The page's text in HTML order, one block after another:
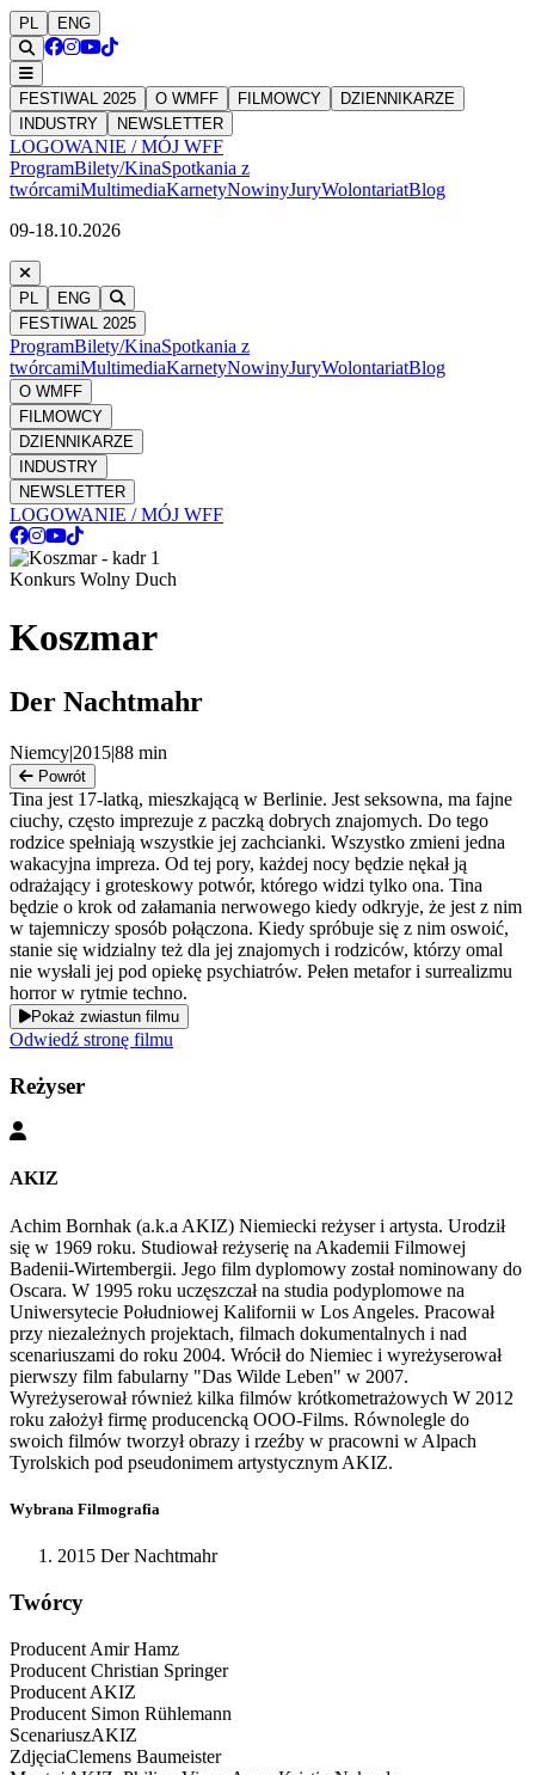
PL ENG
FESTIWAL 2025 O WMFF FILMOWCY
DZIENNIKARZE
INDUSTRY
NEWSLETTER
LOGOWANIE / MÓJ WFF
ProgramBilety/KinaSpotkania z
twórcamiMultimediaKarnetyNowinyJuryWolontariatBlog
09-18.10.2026
PL
ENG
FESTIWAL 2025
ProgramBilety/KinaSpotkania z
twórcamiMultimediaKarnetyNowinyJuryWolontariatBlog
O WMFF
FILMOWCY
DZIENNIKARZE
INDUSTRY
NEWSLETTER
LOGOWANIE / MÓJ WFF
Konkurs Wolny Duch
Koszmar
Der Nachtmahr
Niemcy|2015|88 min
Powrót
Tina jest 17-latką, mieszkającą w Berlinie. Jest seksowna, ma fajne
ciuchy, często imprezuje z paczką dobrych znajomych. Do tego
rodzice spełniają wszystkie jej zachcianki. Wszystko zmieni jedna
wakacyjna impreza. Od tej pory, każdej nocy będzie nękał ją
odrażający i groteskowy potwór, którego widzi tylko ona. Tina
będzie o krok od załamania nerwowego kiedy odkryje, że jest z nim
w tajemniczy sposób połączona. Kiedy spróbuje się z nim oswoić,
stanie się widzialny też dla jej znajomych i rodziców, którzy omal
nie wysłali jej pod opiekę psychiatrów. Pełen metafor i surrealizmu
horror w rytmie techno.
Pokaż zwiastun filmu
Odwiedź stronę filmu
Reżyser
AKIZ
Achim Bornhak (a.k.a AKIZ) Niemiecki reżyser i artysta. Urodził
się w 1969 roku. Studiował reżyserię na Akademii Filmowej
Badenii-Wirtembergii. Jego film dyplomowy został nominowany do
Oscara. W 1995 roku uczęszczał na studia podyplomowe na
Uniwersytecie Południowej Kalifornii w Los Angeles. Pracował
przy niezależnych projektach, filmach dokumentalnych i nad
scenariuszami do roku 2004. Wrócił do Niemiec i wyreżyserował
pierwszy film fabularny "Das Wilde Leben" w 2007.
Wyreżyserował również kilka filmów krótkometrażowych W 2012
roku założył firmę producencką OOO-Films. Równolegle do
swoich filmów tworzył obrazy i rzeźby w pracowni w Alpach
Tyrolskich pod pseudonimem artystycznym AKIZ.
Wybrana Filmografia
2015 Der Nachtmahr
Twórcy
Producent Amir Hamz
Producent Christian Springer
Producent AKIZ
Producent Simon Rühlemann
ScenariuszAKIZ
ZdjęciaClemens Baumeister